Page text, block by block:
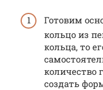
Готовим
кольцо из
кольца, то
количество
создать